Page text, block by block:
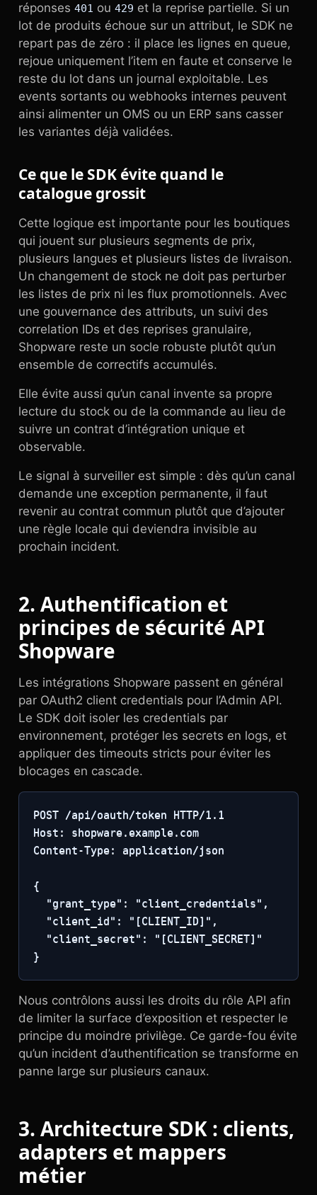
réponses 401 ou 429 et la reprise partielle. Si un
lot de produits échoue sur un attribut, le SDK ne
repart pas de zéro : il place les lignes en queue,
rejoue uniquement l’item en faute et conserve le
reste du lot dans un journal exploitable. Les
events sortants ou webhooks internes peuvent
ainsi alimenter un OMS ou un ERP sans casser
les variantes déjà validées.
Ce que le SDK évite quand le
catalogue grossit
Cette logique est importante pour les boutiques
qui jouent sur plusieurs segments de prix,
plusieurs langues et plusieurs listes de livraison.
Un changement de stock ne doit pas perturber
les listes de prix ni les flux promotionnels. Avec
une gouvernance des attributs, un suivi des
correlation IDs et des reprises granulaire,
Shopware reste un socle robuste plutôt qu’un
ensemble de correctifs accumulés.
Elle évite aussi qu’un canal invente sa propre
lecture du stock ou de la commande au lieu de
suivre un contrat d’intégration unique et
observable.
Le signal à surveiller est simple : dès qu’un canal
demande une exception permanente, il faut
revenir au contrat commun plutôt que d’ajouter
une règle locale qui deviendra invisible au
prochain incident.
2. Authentification et
principes de sécurité API
Shopware
Les intégrations Shopware passent en général
par OAuth2 client credentials pour l’Admin API.
Le SDK doit isoler les credentials par
environnement, protéger les secrets en logs, et
appliquer des timeouts stricts pour éviter les
blocages en cascade.
POST /api/oauth/token HTTP/1.1
Host: shopware.example.com
Content-Type: application/json
{
  "grant_type": "client_credentials",
  "client_id": "[CLIENT_ID]",
  "client_secret": "[CLIENT_SECRET]"
}
Nous contrôlons aussi les droits du rôle API afin
de limiter la surface d’exposition et respecter le
principe du moindre privilège. Ce garde-fou évite
qu’un incident d’authentification se transforme en
panne large sur plusieurs canaux.
3. Architecture SDK : clients,
adapters et mappers
métier